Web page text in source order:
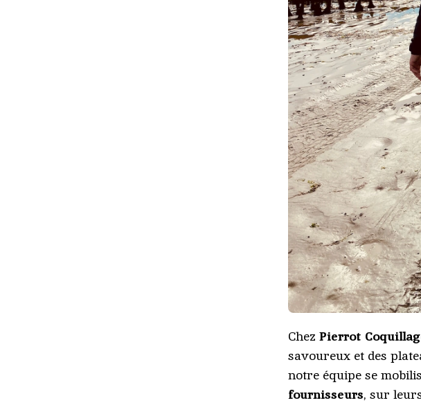
Chez Pierrot
savoureux et des
notre équipe se
fournisseurs, sur